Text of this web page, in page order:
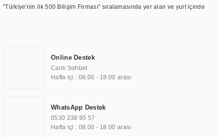
"Türkiye'nin ilk 500 Bilişim Firması" sıralamasında yer alan ve yurt içinde
TOCHI markası altında kendi ürettiği ürünlerde kullanmıştır. Günümüzde
TOCHI; videowall, digital signage, kiosk, totem, akıllı durak ekranı, araç içi
ekran, asansör ekranı, digital menüboard, marin ekran, medikal ekran,
ekranları, endüstriyel ekranlar, kapı önü bilgi ekranları, panel PC,
endüstriyel Panel PC, mini PC, endüstriyel mini PC ve akıllı bina sistemleri
gibi çözümleri 4.5" ile 110” boyutları arasında üretebilirken, ayrıca standart
Online Destek
Canlı Sohbet
Hafta içi : 08:00 - 18:00 arası
WhatsApp Destek
0530 238 95 57
Hafta içi : 08:00 - 18:00 arası